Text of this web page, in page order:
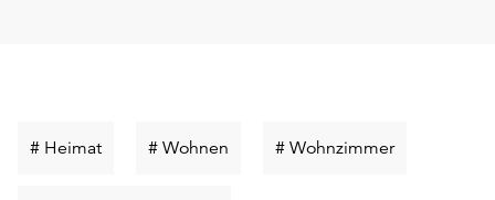
# HeimatSchlüsselwort
# Wohnen Schlüsselwort
# Wohnzimmer